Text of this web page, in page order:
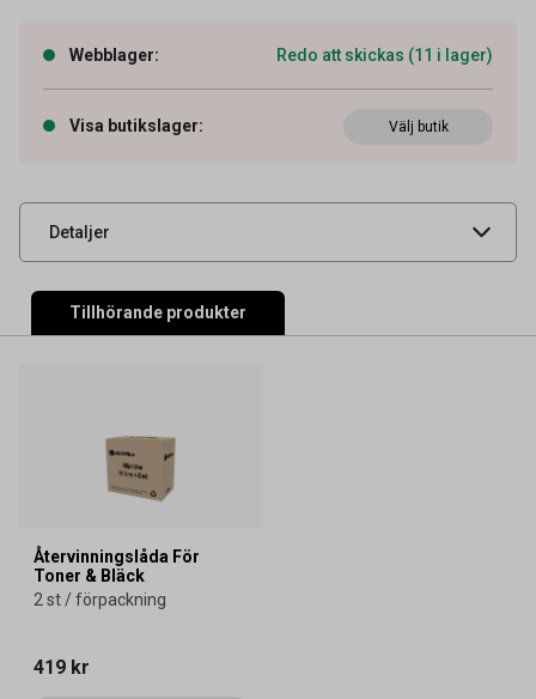
Webblager: Redo att skickas (11 i lager)
Visa butikslager: Välj butik
Detaljer
UNSPSC 44103103
Tillhörande produkter
Återvinningslåda För
Toner & Bläck
2 st / förpackning
419 kr